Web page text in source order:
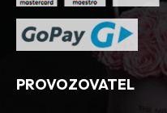
PROVOZOVATEL